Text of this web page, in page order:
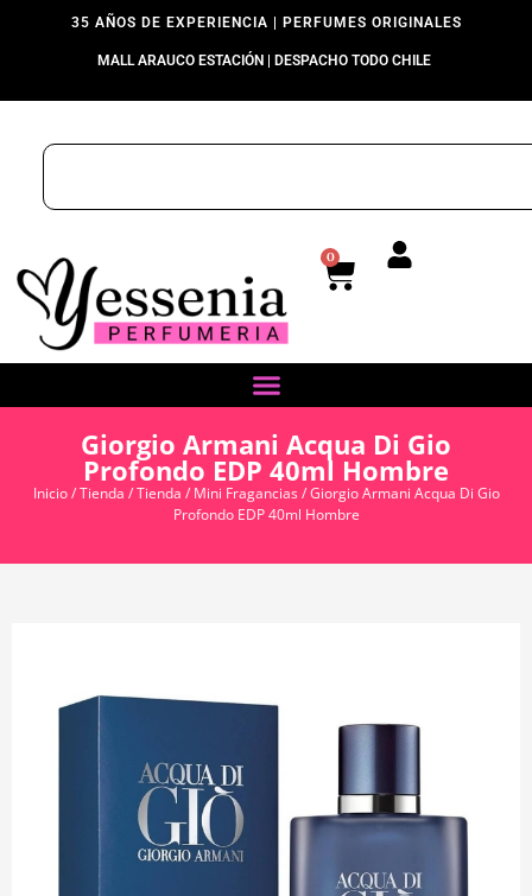
35 AÑOS DE EXPERIENCIA | PERFUMES ORIGINALES
MALL ARAUCO ESTACIÓN | DESPACHO TODO CHILE
0
Giorgio Armani Acqua Di Gio
Profondo EDP 40ml Hombre
Inicio/Tienda /Tienda / Mini Fragancias/ Giorgio Armani Acqua Di Gio
Profondo EDP 40ml Hombre